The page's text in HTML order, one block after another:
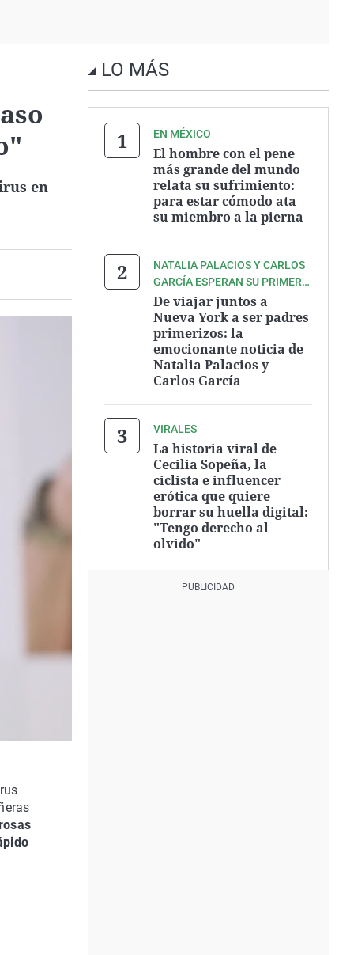
en
LO MÁS
EN MÉXICO
El hombre con el pene
más grande del mundo
relata su sufrimiento:
para estar cómodo ata
su miembro a la pierna
NATALIA PALACIOS Y CARLOS
GARCÍA ESPERAN SU PRIMER
BEBÉ
De viajar juntos a
Nueva York a ser padres
primerizos: la
emocionante noticia de
Natalia Palacios y
Carlos García
VIRALES
La historia viral de
Cecilia Sopeña, la
ciclista e influencer
erótica que quiere
borrar su huella digital:
"Tengo derecho al
olvido"